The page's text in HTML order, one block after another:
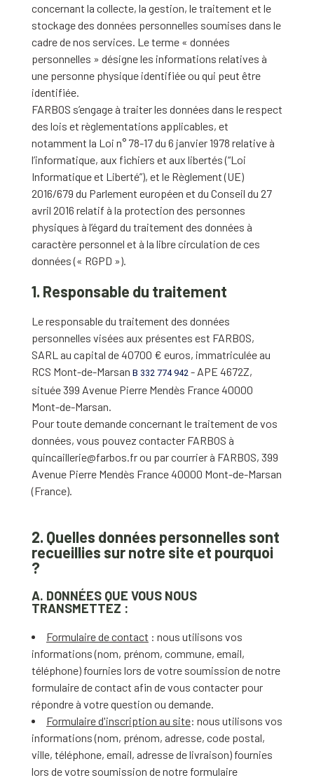
concernant la collecte, la gestion, le traitement et le
stockage des données personnelles soumises dans le
cadre de nos services. Le terme « données
personnelles » désigne les informations relatives à
une personne physique identifiée ou qui peut être
identifiée.
FARBOS s’engage à traiter les données dans le respect
des lois et règlementations applicables, et
notamment la Loi n° 78-17 du 6 janvier 1978 relative à
l’informatique, aux fichiers et aux libertés (“Loi
Informatique et Liberté”), et le Règlement (UE)
2016/679 du Parlement européen et du Conseil du 27
avril 2016 relatif à la protection des personnes
physiques à l’égard du traitement des données à
caractère personnel et à la libre circulation de ces
données (« RGPD »).
1. Responsable du traitement
Le responsable du traitement des données
personnelles visées aux présentes est FARBOS,
SARL au capital de 40700 € euros, immatriculée au
RCS Mont-de-Marsan B 332 774 942 - APE 4672Z,
située 399 Avenue Pierre Mendès France 40000
Mont-de-Marsan.
Pour toute demande concernant le traitement de vos
données, vous pouvez contacter FARBOS à
quincaillerie@farbos.fr ou par courrier à FARBOS, 399
Avenue Pierre Mendès France 40000 Mont-de-Marsan
(France).
2. Quelles données personnelles sont
recueillies sur notre site et pourquoi
?
A. DONNÉES QUE VOUS NOUS
TRANSMETTEZ :
Formulaire de contact : nous utilisons vos
informations (nom, prénom, commune, email,
téléphone) fournies lors de votre soumission de notre
formulaire de contact afin de vous contacter pour
répondre à votre question ou demande.
Formulaire d'inscription au site: nous utilisons vos
informations (nom, prénom, adresse, code postal,
ville, téléphone, email, adresse de livraison) fournies
lors de votre soumission de notre formulaire